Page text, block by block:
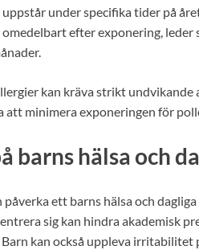
under specifika tider på
efter exponering,
kan kräva strikt
att minimera exponeringen för
barns hälsa och
påverka ett barns hälsa och
sig kan hindra akademisk
kan också uppleva irritabilitet